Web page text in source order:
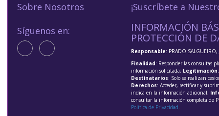
Sobre Nosotros
Síguenos en:
¡Suscríbete a
INFORMACIÓN
PROTECCIÓN DE
Responsable: PRADO SALGUEIRO,
Finalidad: Responder las consultas
información solicitada; Legitimación
Destinatarios: Solo se realizan
Derechos: Acceder, rectificar y
indica en la información adicional;
consultar la información completa de
Política de Privacidad.